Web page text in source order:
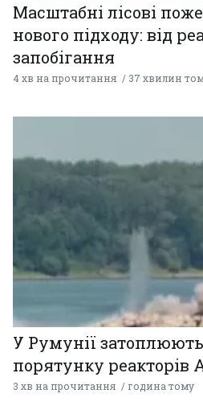
Масштабні лісові
нового підходу: від
запобігання
4 хв на прочитання 37 хвилин
У Румунії
порятунку реакторів
3 хв на прочитання година тому